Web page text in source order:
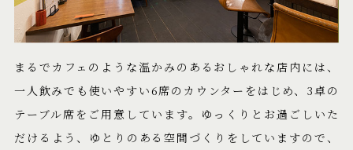
まるでカフェのような温かみのあるおしゃれな店内には、
一人飲みでも使いやすい6席のカウンターをはじめ、3卓の
テーブル席をご用意しています。ゆっくりとお過ごしいた
だけるよう、ゆとりのある空間づくりをしていますので、